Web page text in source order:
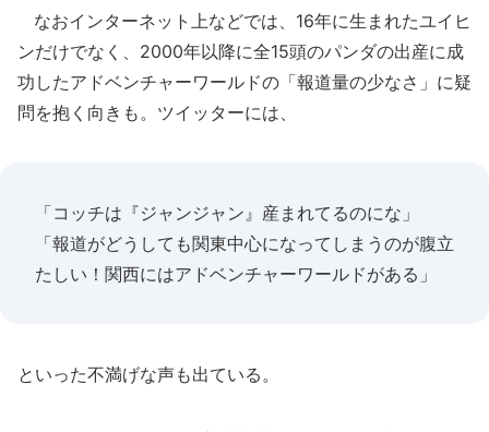
なおインターネット上などでは、16年に生まれたユイヒ
ンだけでなく、2000年以降に全15頭のパンダの出産に成
功したアドベンチャーワールドの「報道量の少なさ」に疑
問を抱く向きも。ツイッターには、
「コッチは『ジャンジャン』産まれてるのにな」
「報道がどうしても関東中心になってしまうのが腹立
たしい！関西にはアドベンチャーワールドがある」
といった不満げな声も出ている。